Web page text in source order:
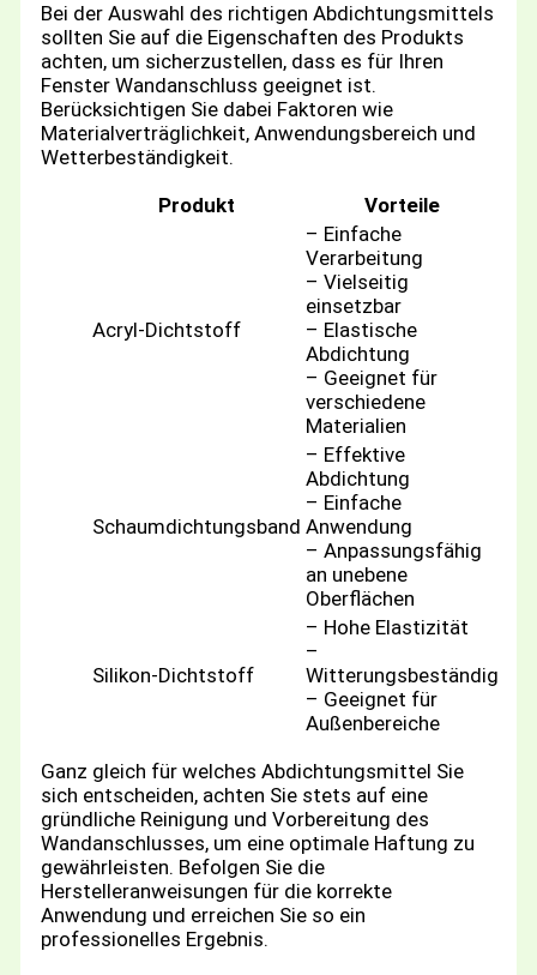
Bei der Auswahl des richtigen Abdichtungsmittels
sollten Sie auf die Eigenschaften des Produkts
achten, um sicherzustellen, dass es für Ihren
Fenster Wandanschluss geeignet ist.
Berücksichtigen Sie dabei Faktoren wie
Materialverträglichkeit, Anwendungsbereich und
Wetterbeständigkeit.
Produkt
Vorteile
Acryl-Dichtstoff
– Einfache
Verarbeitung
– Vielseitig
einsetzbar
– Elastische
Abdichtung
– Geeignet für
verschiedene
Materialien
Schaumdichtungsband
– Effektive
Abdichtung
– Einfache
Anwendung
– Anpassungsfähig
an unebene
Oberflächen
Silikon-Dichtstoff
– Hohe Elastizität
–
Witterungsbeständig
– Geeignet für
Außenbereiche
Ganz gleich für welches Abdichtungsmittel Sie
sich entscheiden, achten Sie stets auf eine
gründliche Reinigung und Vorbereitung des
Wandanschlusses, um eine optimale Haftung zu
gewährleisten. Befolgen Sie die
Herstelleranweisungen für die korrekte
Anwendung und erreichen Sie so ein
professionelles Ergebnis.